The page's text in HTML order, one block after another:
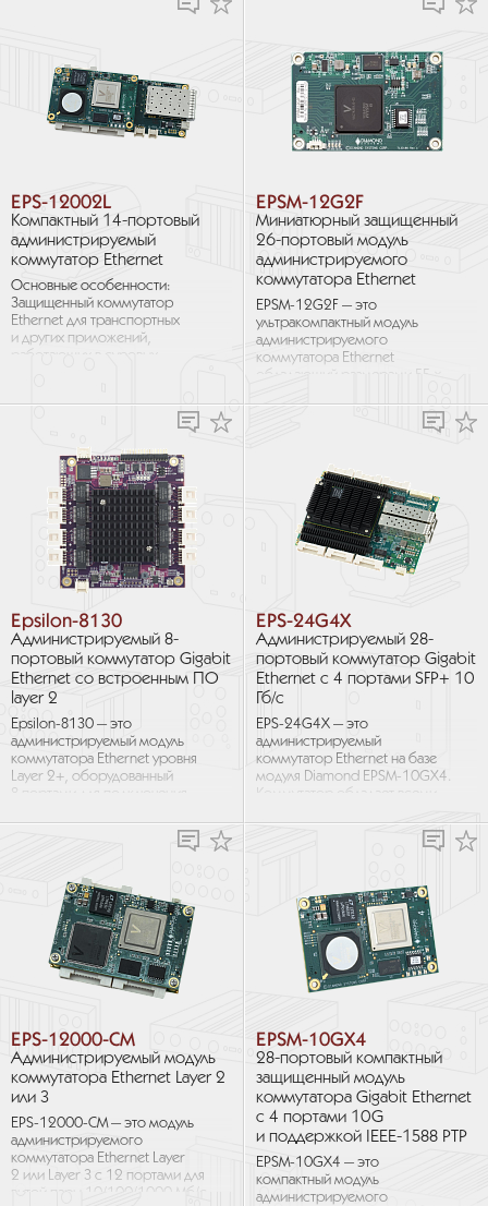
EPS-12002L
Компактный 14-портовый
администрируемый
коммутатор Ethernet
Основные особенности:
Защищенный коммутатор
Ethernet для транспортных
и других приложений,
работающих в суровых
витой...
EPSM-12G2F
Миниатюрный защищенный
26-портовый модуль
администрируемого
коммутатора Ethernet
EPSM-12G2F — это
ультракомпактный модуль
администрируемого
коммутатора Ethernet
обладающий размерами 55 ×
10/100/1000 Мб/с для витой
Epsilon-8130
Администрируемый 8-
портовый коммутатор Gigabit
Ethernet со встроенным ПО
layer 2
Epsilon-8130 — это
администрируемый модуль
коммутатора Ethernet уровня
Layer 2+, оборудованный
8 портами для подключения
10/100/1000 Мб/с
EPS-24G4X
Администрируемый 28-
портовый коммутатор Gigabit
Ethernet с 4 портами SFP+ 10
Гб/с
EPS-24G4X — это
администрируемый
коммутатор Ethernet на базе
модуля Diamond EPSM-10GX4.
Коммутатор обладает всеми
10GX4, включая 24 порта...
EPS-12000-CM
Администрируемый модуль
коммутатора Ethernet Layer 2
или 3
EPS-12000-CM — это модуль
администрируемого
коммутатора Ethernet Layer
2 или Layer 3 с 12 портами для
витой пары 10/100/1000 Мб/с
EPSM-10GX4
28-портовый компактный
защищенный модуль
коммутатора Gigabit Ethernet
с 4 портами 10G
и поддержкой IEEE-1588 PTP
EPSM-10GX4 — это
компактный модуль
администрируемого